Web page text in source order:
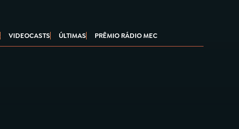
VIDEOCASTS ÚLTIMAS PRÊMIO RÁDIO MEC